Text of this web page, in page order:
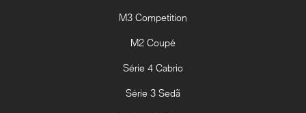
M3 Competition
M2 Coupé
Série 4 Cabrio
Série 3 Sedã